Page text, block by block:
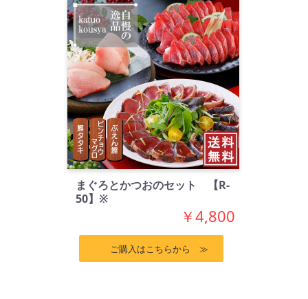
まぐろとかつおのセット 【R-
50】※
￥4,800
ご購入はこちらから ≫